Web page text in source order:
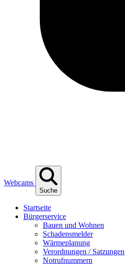
Webcams
Suche
Start­sei­te
Bür­ger­ser­vice
Bau­en und Wohnen
Scha­dens­mel­der
Wär­me­pla­nung
Ver­ord­nun­gen / Satzungen
Not­ruf­num­mern